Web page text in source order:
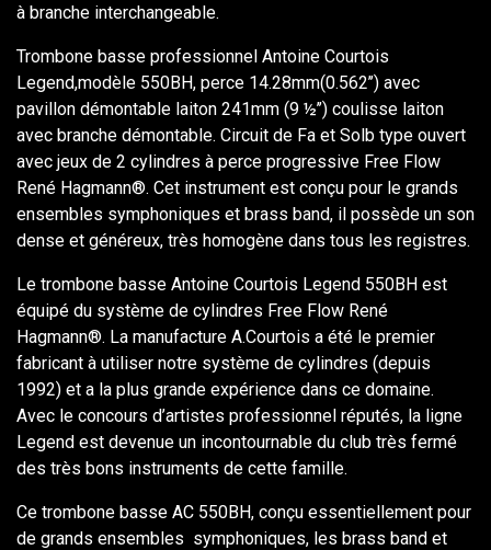
à branche interchangeable.
Trombone basse professionnel Antoine Courtois
Legend,modèle 550BH, perce 14.28mm(0.562’’) avec
pavillon démontable laiton 241mm (9 ½’’) coulisse laiton
avec branche démontable. Circuit de Fa et Solb type ouvert
avec jeux de 2 cylindres à perce progressive Free Flow
René Hagmann®. Cet instrument est conçu pour le grands
ensembles symphoniques et brass band, il possède un son
dense et généreux, très homogène dans tous les registres.
Le trombone basse Antoine Courtois Legend 550BH est
équipé du système de cylindres Free Flow René
Hagmann®. La manufacture A.Courtois a été le premier
fabricant à utiliser notre système de cylindres (depuis
1992) et a la plus grande expérience dans ce domaine.
Avec le concours d’artistes professionnel réputés, la ligne
Legend est devenue un incontournable du club très fermé
des très bons instruments de cette famille.
Ce trombone basse AC 550BH, conçu essentiellement pour
de grands ensembles symphoniques, les brass band et